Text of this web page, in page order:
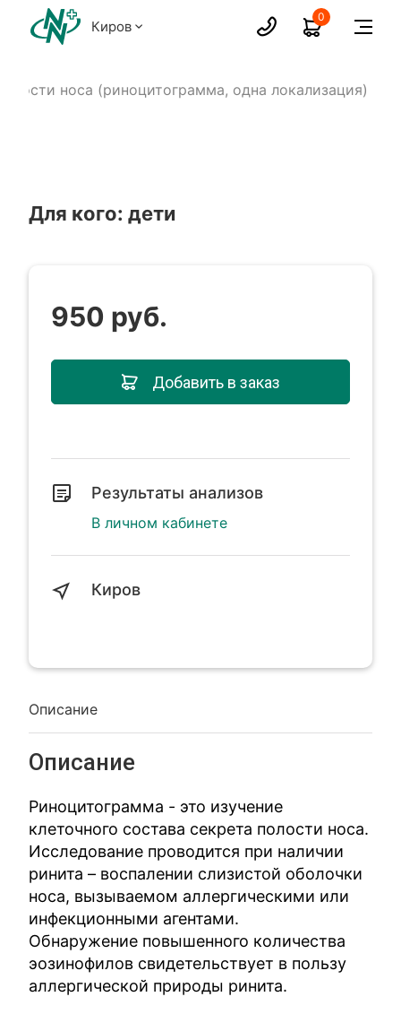
Киров
0
носа (риноцитограмма, одна локализация)
Для кого: дети
Описание
Описание
Риноцитограмма - это изучение
клеточного состава секрета полости носа.
Исследование проводится при наличии
ринита – воспалении слизистой оболочки
носа, вызываемом аллергическими или
инфекционными агентами.
Обнаружение повышенного количества
эозинофилов свидетельствует в пользу
аллергической природы ринита.
950 руб.
Добавить в заказ
Результаты анализов
В личном кабинете
Киров